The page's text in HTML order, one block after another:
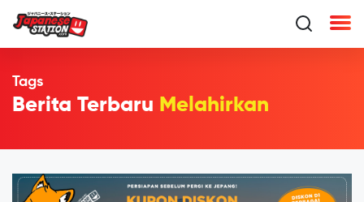
Tags
Berita Terbaru Melahirkan